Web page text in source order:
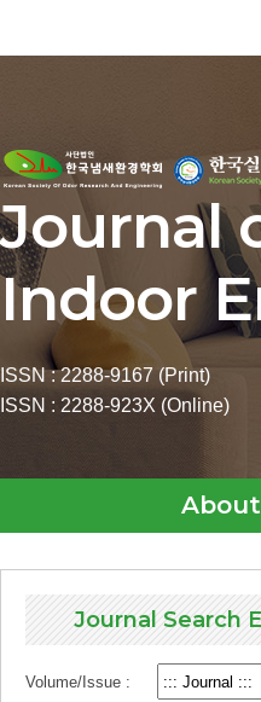
Journal
Indoor
ISSN : 2288-9167 (Print)
ISSN : 2288-923X (Online)
About
Journal Search
Volume/Issue :